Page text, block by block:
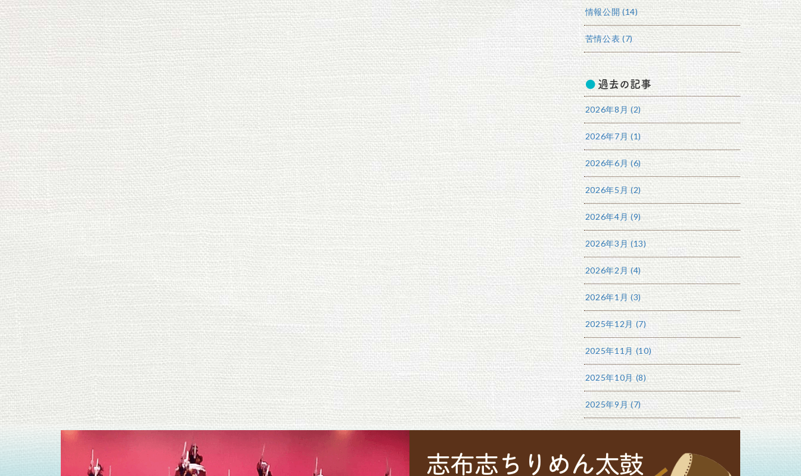
情報公開 (14)
苦情公表 (7)
過去の記事
2026年8月 (2)
2026年7月 (1)
2026年6月 (6)
2026年5月 (2)
2026年4月 (9)
2026年3月 (13)
2026年2月 (4)
2026年1月 (3)
2025年12月 (7)
2025年11月 (10)
2025年10月 (8)
2025年9月 (7)